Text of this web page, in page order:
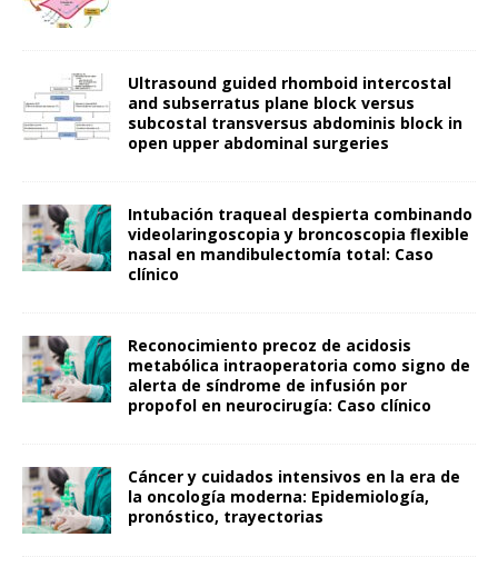
Ultrasound guided rhomboid intercostal
and subserratus plane block versus
subcostal transversus abdominis block in
open upper abdominal surgeries
Intubación traqueal despierta combinando
videolaringoscopia y broncoscopia flexible
nasal en mandibulectomía total: Caso
clínico
Reconocimiento precoz de acidosis
metabólica intraoperatoria como signo de
alerta de síndrome de infusión por
propofol en neurocirugía: Caso clínico
Cáncer y cuidados intensivos en la era de
la oncología moderna: Epidemiología,
pronóstico, trayectorias